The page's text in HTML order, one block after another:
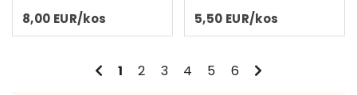
8,00 EUR/kos 5,50 EUR/kos
Prejšnja stran
1 2 3 4 5 6